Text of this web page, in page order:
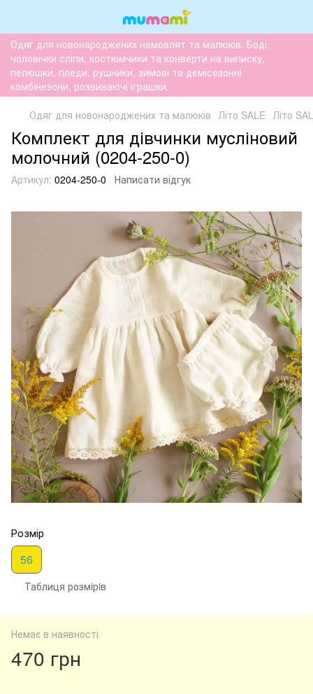
Одяг для новонароджених немовлят та малюків. Боді,
чоловічки сліпи, костюмчики та конверти на виписку,
пелюшки, пледи, рушники, зимові та демісезонні
комбінезони, розвиваючі іграшки.
Одяг для новонароджених та малюків Літо SALE Літо
Комплект для дівчинки мусліновий
молочний (0204-250-0)
Артикул: 0204-250-0 Написати відгук
Розмір
56
Таблиця розмiрiв
Немає в наявності
470 грн